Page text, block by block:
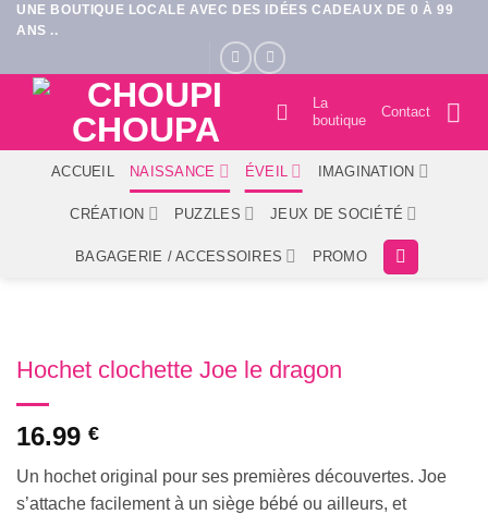
Passer
au
UNE BOUTIQUE LOCALE AVEC DES IDÉES CADEAUX DE 0 À 99
ANS ..
La
boutique
Contact
ACCUEIL NAISSANCE ÉVEIL IMAGINATION
CRÉATION PUZZLES JEUX DE SOCIÉTÉ
BAGAGERIE / ACCESSOIRES PROMO
Hochet clochette Joe le dragon
16.99 €
Un hochet original pour ses premières découvertes. Joe
s’attache facilement à un siège bébé ou ailleurs, et